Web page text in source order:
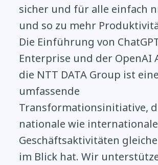
sicher und für alle einfach
und so zu mehr
Die Einführung von
Enterprise und der OpenAI
die NTT DATA Group ist eine
umfassende
Transformationsinitiative,
nationale wie internationale
Geschäftsaktivitäten
im Blick hat. Wir